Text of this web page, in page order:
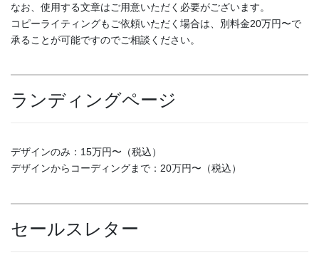
なお、使用する文章はご用意いただく必要がございます。
コピーライティングもご依頼いただく場合は、別料金20万円〜で
承ることが可能ですのでご相談ください。
ランディングページ
デザインのみ：15万円〜（税込）
デザインからコーディングまで：20万円〜（税込）
セールスレター